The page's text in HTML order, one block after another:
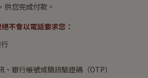
，供您完成付款。
不會以電話要求您：
銀行帳號或簡訊驗證碼（OTP）